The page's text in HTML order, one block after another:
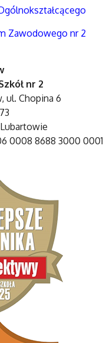
Zawodowego nr 2
nr 2
ul. Chopina 6
0008 8688 3000 0001